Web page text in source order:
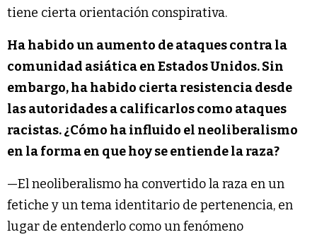
tiene cierta orientación conspirativa.
Ha habido un aumento de ataques contra la
comunidad asiática en Estados Unidos. Sin
embargo, ha habido cierta resistencia desde
las autoridades a calificarlos como ataques
racistas. ¿Cómo ha influido el neoliberalismo
en la forma en que hoy se entiende la raza?
—El neoliberalismo ha convertido la raza en un
fetiche y un tema identitario de pertenencia, en
lugar de entenderlo como un fenómeno